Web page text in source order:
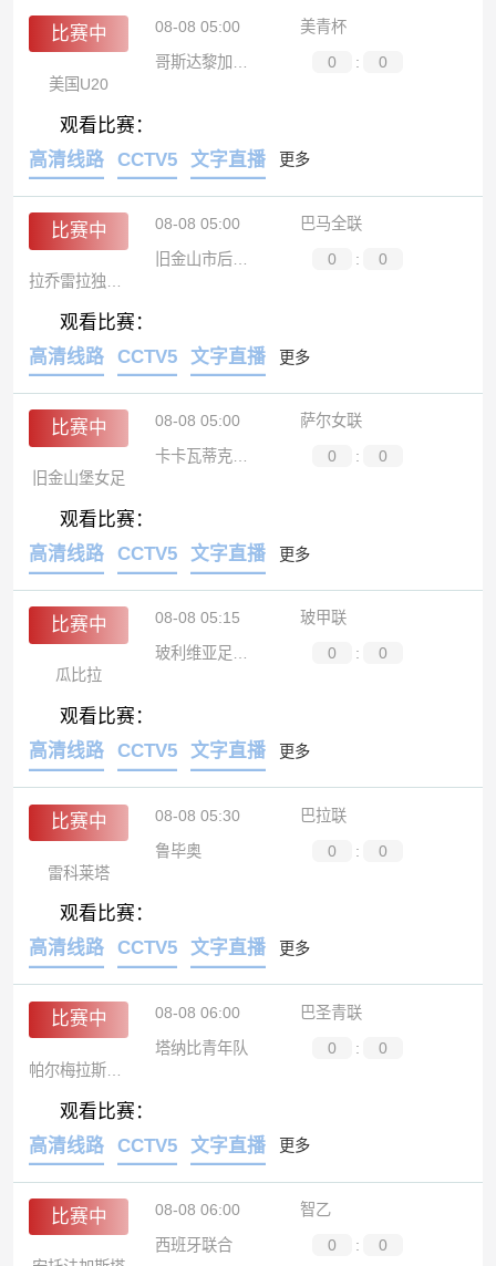
比赛中 08-08 05:00
美青杯
0 :
0
美国U20
观看比赛：
高清线路
CCTV5 文字直播 更多
比赛中 08-08 05:00
巴马全联
旧金山市后备队
0 :
0
观看比赛：
高清线路
CCTV5 文字直播 更多
比赛中 08-08 05:00
萨尔女联
卡卡瓦蒂克女足
0 :
0
旧金山堡女足
观看比赛：
高清线路
CCTV5 文字直播 更多
比赛中 08-08 05:15
玻甲联
玻利维亚足球学院
0 :
0
瓜比拉
观看比赛：
高清线路
CCTV5 文字直播 更多
比赛中 08-08 05:30
巴拉联
鲁毕奥
0 :
0
雷科莱塔
观看比赛：
高清线路
CCTV5 文字直播 更多
比赛中 08-08 06:00
巴圣青联
塔纳比青年队
0 :
0
观看比赛：
高清线路
CCTV5 文字直播 更多
比赛中 08-08 06:00
智乙
西班牙联合
0 :
0